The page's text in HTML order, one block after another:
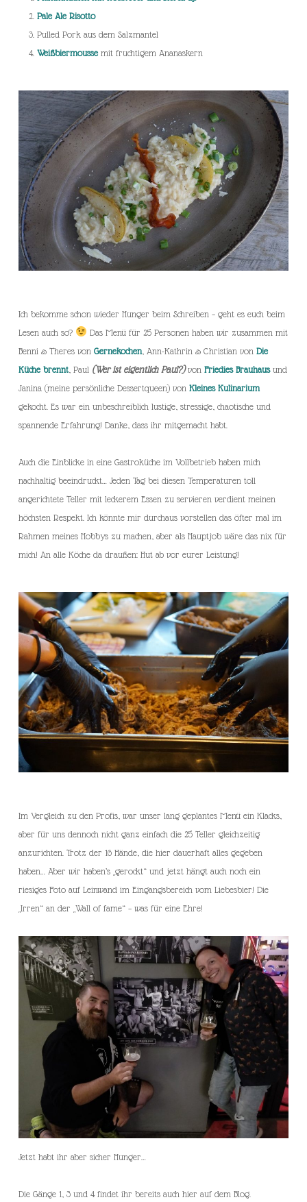
Pale Ale Risotto
Pulled Pork aus dem Salzmantel
Weißbiermousse mit fruchtigem Ananaskern
Ich bekomme schon wieder Hunger beim Schreiben – geht es euch beim
Lesen auch so?
Das Menü für 25 Personen haben wir zusammen mit
Benni & Theres von Gernekochen , Ann-Kathrin & Christian von Die
Küche brennt, Paul (Wer ist eigentlich Paul?)von Friedies Brauhausund
Janina (meine persönliche Dessertqueen) von Kleines Kulinarium
gekocht. Es war ein unbeschreiblich lustige, stressige, chaotische und
spannende Erfahrung! Danke, dass ihr mitgemacht habt.
Auch die Einblicke in eine Gastroküche im Vollbetrieb haben mich
nachhaltig beeindruckt… Jeden Tag bei diesen Temperaturen toll
angerichtete Teller mit leckerem Essen zu servieren verdient meinen
höchsten Respekt. Ich könnte mir durchaus vorstellen das öfter mal im
Rahmen meines Hobbys zu machen, aber als Hauptjob wäre das nix für
mich! An alle Köche da draußen: Hut ab vor eurer Leistung!
Im Vergleich zu den Profis, war unser lang geplantes Menü ein Klacks,
aber für uns dennoch nicht ganz einfach die 25 Teller gleichzeitig
anzurichten. Trotz der 16 Hände, die hier dauerhaft alles gegeben
haben… Aber wir haben’s „gerockt“ und jetzt hängt auch noch ein
riesiges Foto auf Leinwand im Eingangsbereich vom Liebesbier! Die
„Irren“ an der „Wall of fame“ – was für eine Ehre!
Jetzt habt ihr aber sicher Hunger…
Die Gänge 1, 3 und 4 findet ihr bereits auch hier auf dem Blog.